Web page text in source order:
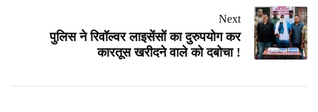
Next
पुलिस ने रिवॉल्वर लाइसेंसों का दुरुपयोग कर
कारतूस खरीदने वाले को दबोचा !